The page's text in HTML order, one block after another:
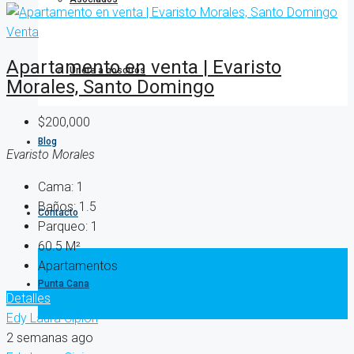
Únete a nosotros
Blog
Contacto
Punta Cana
Venta
Apartamento en venta | Evaristo
Morales, Santo Domingo
$200,000
Evaristo Morales
Cama: 1
Baños: 1.5
Parqueo: 1
60.5 M²
Apartamentos
Detalles
Edy Laura Cipion
2 semanas ago